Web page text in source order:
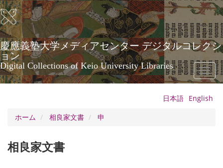
メ
イ
ン
コ
ン
テ
ン
ツ
に
慶應義塾大学メディアセンター デジタルコレクシ
ョン
Digital Collections of Keio University Libraries
Toggle
日本語 English
ホーム
相良家文書 申
相良家文書